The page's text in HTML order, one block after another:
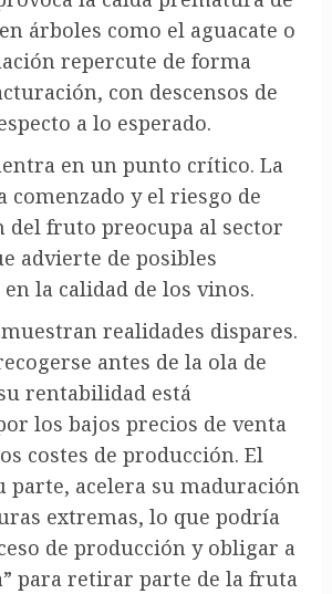
árboles como el aguacate o
repercute de forma
con descensos de
a lo esperado.
en un punto crítico. La
comenzado y el riesgo de
del fruto preocupa al sector
advierte de posibles
la calidad de los vinos.
realidades dispares.
antes de la ola de
rentabilidad está
los bajos precios de venta
costes de producción. El
parte, acelera su maduración
extremas, lo que podría
de producción y obligar a
para retirar parte de la fruta